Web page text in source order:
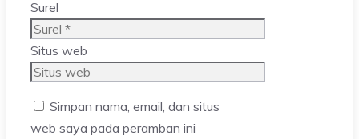
Surel
Situs web
Simpan nama, email, dan situs
web saya pada peramban ini